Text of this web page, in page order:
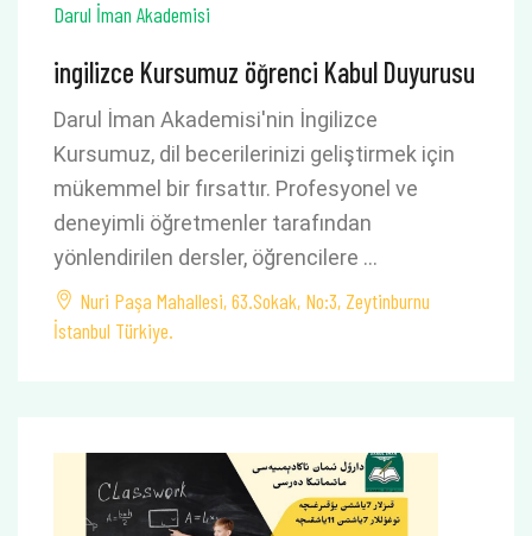
Darul İman Akademisi
ingilizce Kursumuz öğrenci Kabul Duyurusu
Darul İman Akademisi'nin İngilizce
Kursumuz, dil becerilerinizi geliştirmek için
mükemmel bir fırsattır. Profesyonel ve
deneyimli öğretmenler tarafından
yönlendirilen dersler, öğrencilere …
Nuri Paşa Mahallesi, 63.Sokak, No:3, Zeytinburnu
İstanbul Türkiye.